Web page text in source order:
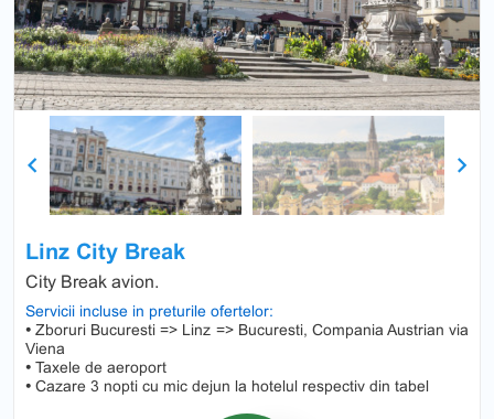
Linz City Break
City Break avion.
Servicii incluse in preturile ofertelor:
• Zboruri Bucuresti => Linz => Bucuresti, Compania Austrian via
Viena
• Taxele de aeroport
• Cazare 3 nopti cu mic dejun la hotelul respectiv din tabel
Previous Next